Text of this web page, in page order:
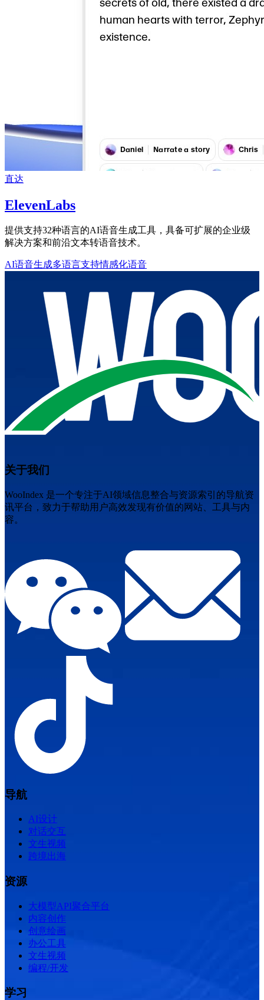
直达
ElevenLabs
提供支持32种语言的AI语音生成工具，具备可扩展的企业级
解决方案和前沿文本转语音技术。
AI语音生成多语言支持情感化语音
关于我们
WooIndex 是一个专注于AI领域信息整合与资源索引的导航资
讯平台，致力于帮助用户高效发现有价值的网站、工具与内
容。
导航
AI设计
对话交互
文生视频
跨境出海
资源
大模型API聚合平台
内容创作
创意绘画
办公工具
文生视频
编程/开发
学习